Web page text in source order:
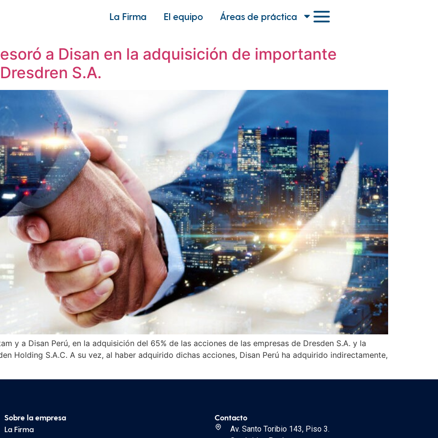
La Firma El equipo Áreas de práctica
a Disan en la adquisición de importante
S.A.
y a Disan Perú, en la adquisición del 65% de las acciones de las empresas de Dresden S.A. y la
Holding S.A.C. A su vez, al haber adquirido dichas acciones, Disan Perú ha adquirido indirectamente,
Sobre la empresa
La Firma
Contacto
Av. Santo Toribio 143, Piso 3.